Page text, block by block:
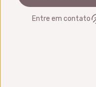
Entre em contato